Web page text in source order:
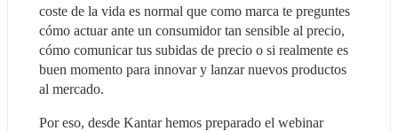
coste de la vida es normal que como marca te preguntes
cómo actuar ante un consumidor tan sensible al precio,
cómo comunicar tus subidas de precio o si realmente es
buen momento para innovar y lanzar nuevos productos
al mercado.
Por eso, desde Kantar hemos preparado el webinar